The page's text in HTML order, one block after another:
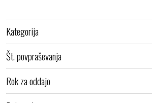
Kategorija
Št. povpraševanja
Rok za oddajo